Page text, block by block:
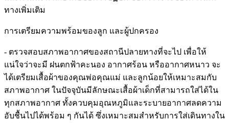
ทางเพิ่มเติม
การเตรียมความพร้อมของลูก และผู้ปกครอง
- ตรวจสอบสภาพอากาศของสถานีปลายทางที่จะไป เพื่อให้
แน่ใจว่าจะมี ฝนตกฟ้าคะนอง อากาศร้อน หรืออากาศหนาว จะ
ได้เตรียมเสื้อผ้าของคุณพ่อคุณแม่ และลูกน้อยให้เหมาะสมกับ
สภาพอากาศ ในปัจจุบันมีลักษณะเสื้อผ้าเด็กที่สามารถใส่ได้ใน
ทุกสภาพอากาศ ทั้งควบคุมอุณหภูมิและระบายอากาศลดความ
อับชื้นไปได้พร้อม ๆ กันได้ ซึ่งเหมาะสมสำหรับการใส่เดินทางใน